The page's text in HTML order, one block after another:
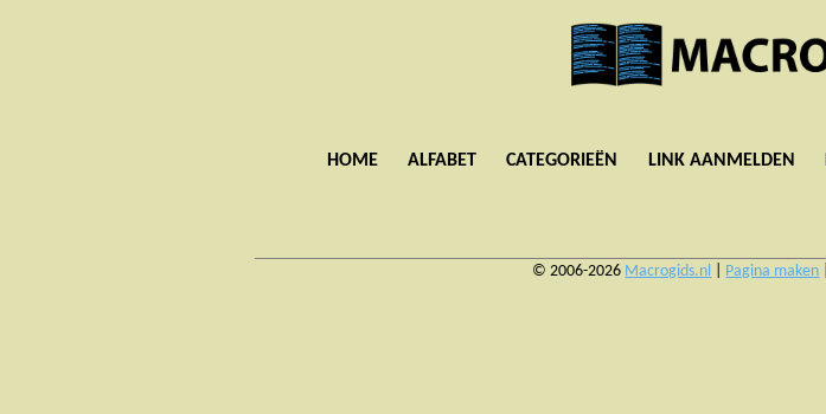
HOME ALFABET CATEGORIEËN LINK AANMELDEN
© 2006-2026 Macrogids.nl Pagina maken